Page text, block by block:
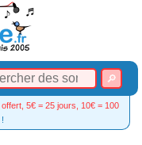
offert, 5€ = 25 jours, 10€ = 100